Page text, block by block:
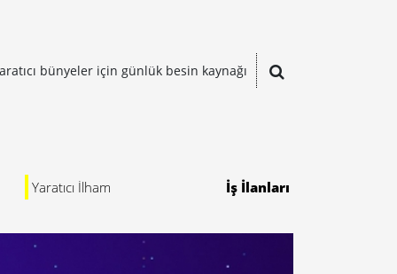
bünyeler için günlük besin kaynağı
Yaratıcı İlham İş İlanları